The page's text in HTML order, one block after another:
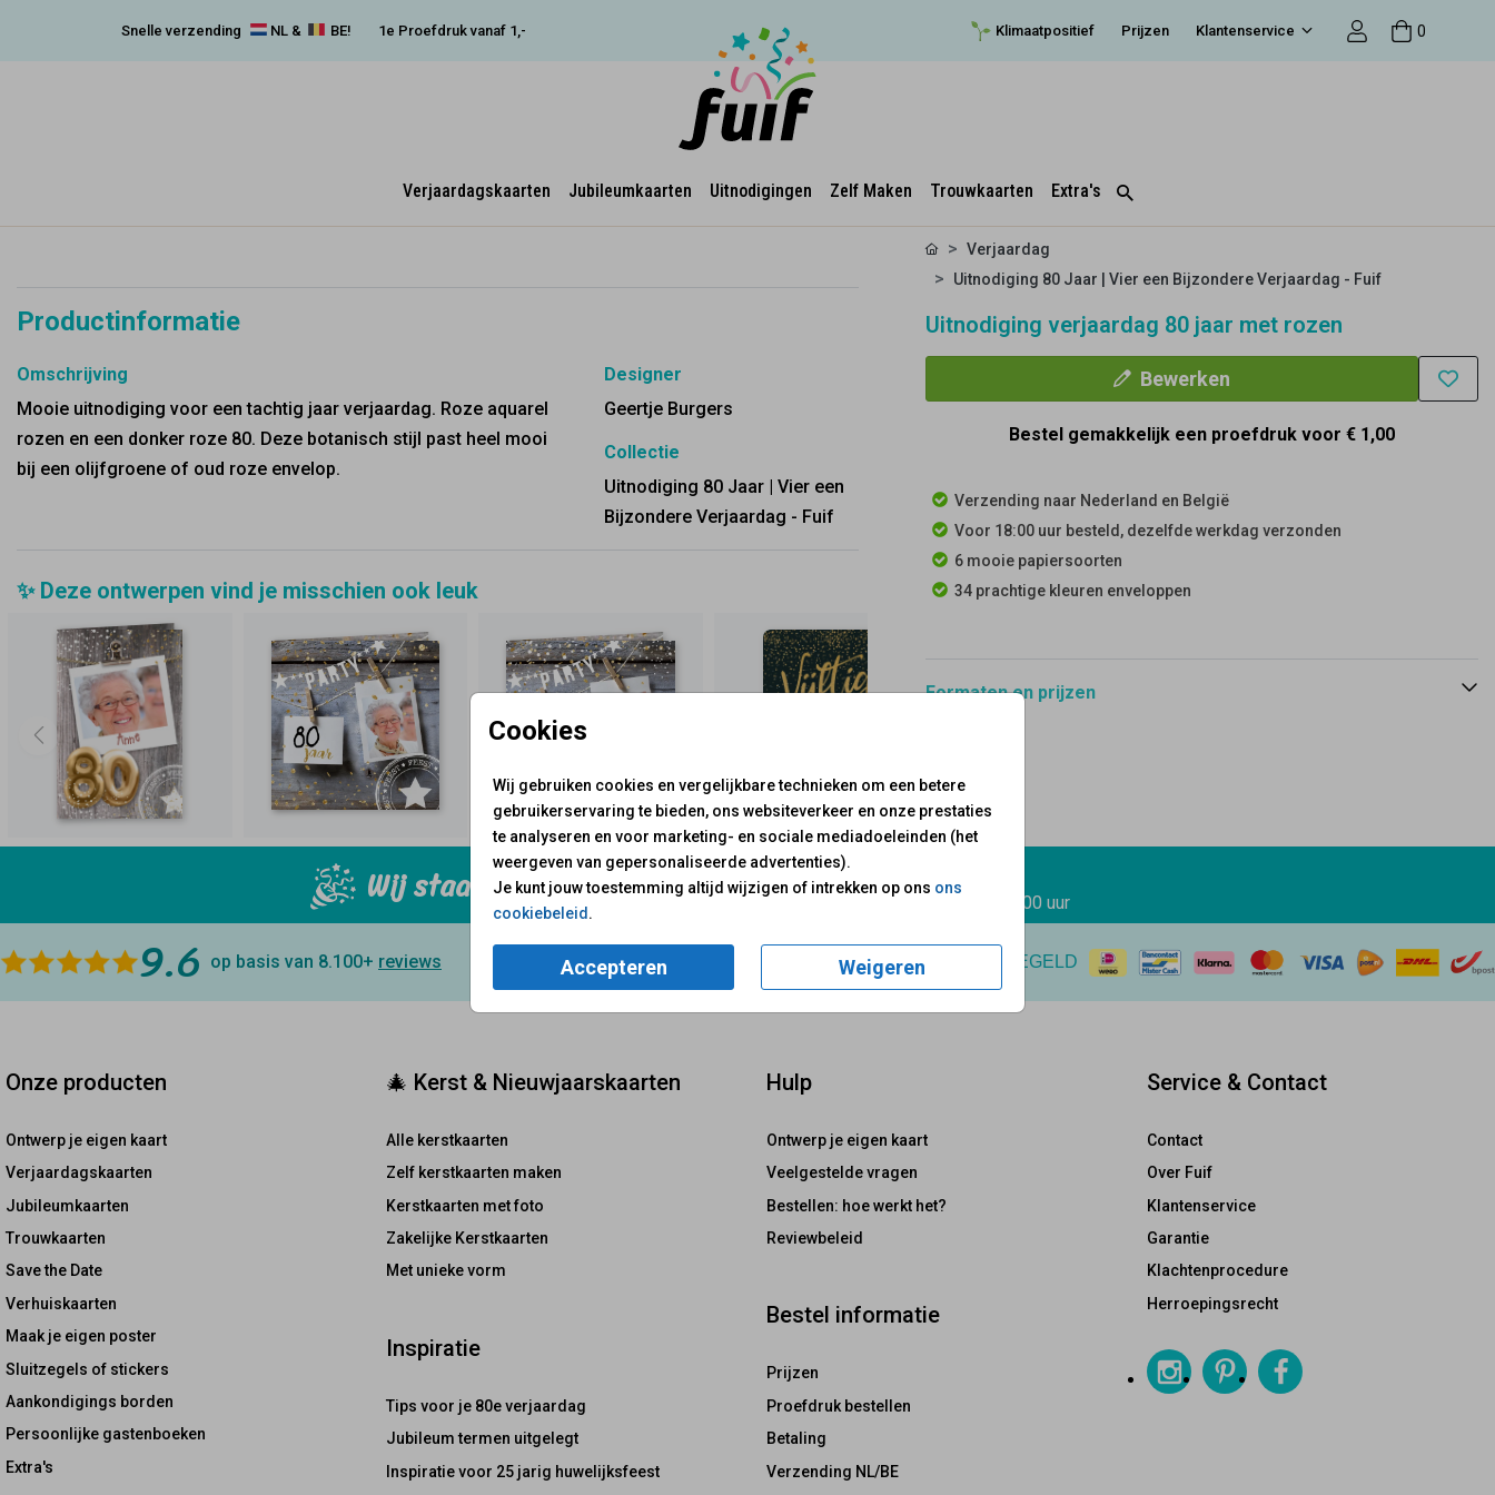
Snelle verzending NL & BE! 1e Proefdruk vanaf 1,- Klimaatpositief Prijzen Klantenservice 0
Verjaardagskaarten Jubileumkaarten Uitnodigingen Zelf Maken Trouwkaarten Extra's
Cookies
Wij gebruiken cookies en vergelijkbare technieken om een betere
gebruikerservaring te bieden, ons websiteverkeer en onze prestaties
te analyseren en voor marketing- en sociale mediadoeleinden (het
weergeven van gepersonaliseerde advertenties).
Je kunt jouw toestemming altijd wijzigen of intrekken op ons ons
cookiebeleid.
Accepteren Weigeren
Productinformatie
Omschrijving
Mooie uitnodiging voor een tachtig jaar verjaardag. Roze aquarel
rozen en een donker roze 80. Deze botanisch stijl past heel mooi
bij een olijfgroene of oud roze envelop.
Designer
Geertje Burgers
Collectie
Uitnodiging 80 Jaar | Vier een
Bijzondere Verjaardag - Fuif
✨ Deze ontwerpen vind je misschien ook leuk
Verjaardag
Uitnodiging 80 Jaar | Vier een Bijzondere Verjaardag - Fuif
Uitnodiging verjaardag 80 jaar met rozen
Bewerken
Bestel gemakkelijk een proefdruk voor € 1,00
Verzending naar Nederland en België
Voor 18:00 uur besteld, dezelfde werkdag verzonden
6 mooie papiersoorten
34 prachtige kleuren enveloppen
Formaten en prijzen
Wij staan voor je klaar! Mail ons:
Op werkdagen van
10.00 - 17.00 uur
9.6 op basis van 8.100+ reviews GOED GEREGELD
Onze producten
Ontwerp je eigen kaart
Verjaardagskaarten
Jubileumkaarten
Trouwkaarten
Save the Date
Verhuiskaarten
Maak je eigen poster
Sluitzegels of stickers
Aankondigings borden
Persoonlijke gastenboeken
Extra's
🎄 Kerst & Nieuwjaarskaarten
Alle kerstkaarten
Zelf kerstkaarten maken
Kerstkaarten met foto
Zakelijke Kerstkaarten
Met unieke vorm
Inspiratie
Tips voor je 80e verjaardag
Jubileum termen uitgelegt
Inspiratie voor 25 jarig huwelijksfeest
Hulp
Ontwerp je eigen kaart
Veelgestelde vragen
Bestellen: hoe werkt het?
Reviewbeleid
Bestel informatie
Prijzen
Proefdruk bestellen
Betaling
Verzending NL/BE
Service & Contact
Contact
Over Fuif
Klantenservice
Garantie
Klachtenprocedure
Herroepingsrecht